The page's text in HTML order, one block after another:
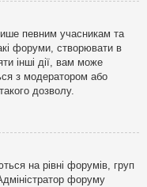
певним учасникам та
форуми, створювати в
інші дії, вам може
з модератором або
дозволу.
на рівні форумів, груп
форуму